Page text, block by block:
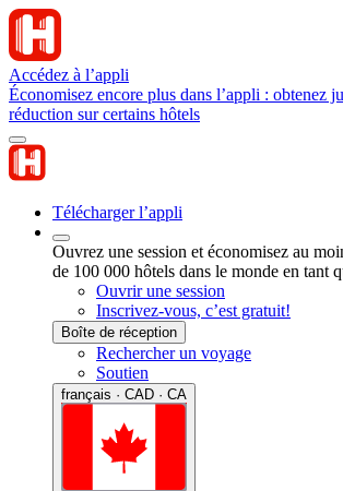
Accédez à l’appli
Économisez encore plus dans l’appli : obtenez
réduction sur certains hôtels
Télécharger l’appli
Ouvrez une session et économisez au
de 100 000 hôtels dans le monde en tant
Ouvrir une session
Inscrivez-vous, c’est gratuit!
Boîte de réception
Rechercher un voyage
Soutien
français · CAD · CA